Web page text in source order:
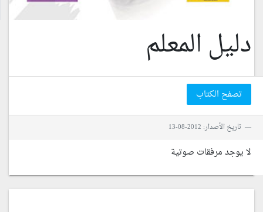
دليل المعلم
تصفح الكتاب
تاريخ الأصدار: 2012-08-13
لا يوجد مرفقات صوتية